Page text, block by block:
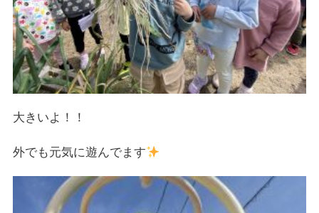
大きいよ！！
外でも元気に遊んでます